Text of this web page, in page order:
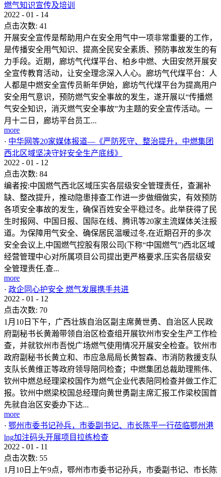
燃气知识宣传及培训
2022 - 01 - 14
点击次数: 41
开展安全宣传是帮助用户在安全用气中一项非常重要的工作，
是传播安全用气知识、提高全民安全素质、预防事故发生的有
力手段。近期，廊坊气代煤平台、柏乡中燃、大田安然开展安
全宣传教育活动，让安全理念深入人心。廊坊气代煤平台：人
人都是中燃安全宣传员新年伊始，廊坊气代煤平台为提高用户
安全用气意识，预防燃气安全事故的发生，遂开展以“传播燃
气安全知识，消灭燃气安全事故”为主题的安全宣传活动。一
月十二日，廊坊平台员工...
more
· 中华网等20家媒体报道—《严防死守、整治提升，中燃集团
西北区域坚决守好安全生产底线》
2022 - 01 - 12
点击次数: 84
编者按:中国燃气西北区域压实各层级安全管理责任，查漏补
缺、整改提升，推动隐患排查工作进一步做细做实，有效预防
各项安全事故的发生，确保百姓安全平稳过冬。此举获得了民
生时报网、中国日报、国际在线、腾讯等20家主流媒体关注报
道。为保障用气安全、确保居民温暖过冬,在近期召开的多次
安全会议上,中国燃气控股有限公司(下称“中国燃气”)西北区域
经营管理中心对所属项目公司提出更严格要求,压实各层级安
全管理责任,查...
more
· 政企同心护安全 燃气发展携手共进
2022 - 01 - 12
点击次数: 70
1月10日下午，广西壮族自治区副主席黄世勇、自治区人民政
府副秘书长黄瀚带领自治区检查组开展钦州市安全生产工作检
查，并就钦州市吾悦广场燃气使用情况开展安全检查。钦州市
政府副秘书长黄立和、市应急局局长黄智森、市消防救援支队
支队长黄维正等政府领导陪同检查；中燃集团总裁助理熊伟、
钦州中燃总经理梁校国作为燃气企业代表陪同检查并做工作汇
报。钦州中燃梁校国总经理向黄世勇副主席汇报工作梁校国首
先就自治区安委办下达...
more
· 鄂州市委书记孙兵，市委副书记、市长陈平一行莅临鄂州港
lng加注码头开展项目拉练检查
2022 - 01 - 11
点击次数: 55
1月10日上午9点，鄂州市市委书记孙兵，市委副书记、市长陈